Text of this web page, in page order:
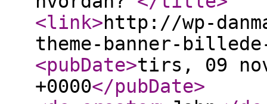
<link>http://wp-
theme-banner-
<pubDate>tirs, 09
+0000</pubDate>